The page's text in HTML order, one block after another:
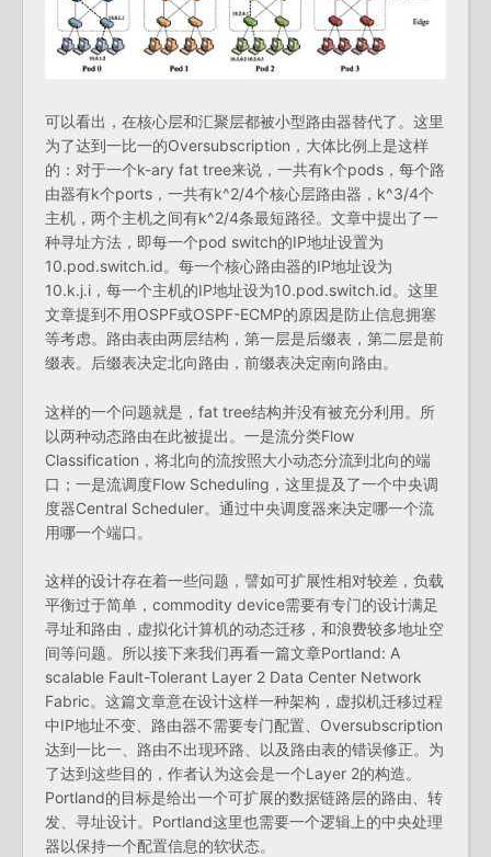
可以看出，在核心层和汇聚层都被小型路由器替代了。这里
为了达到一比一的Oversubscription，大体比例上是这样
的：对于一个k-ary fat tree来说，一共有k个pods，每个路
由器有k个ports，一共有k^2/4个核心层路由器，k^3/4个
主机，两个主机之间有k^2/4条最短路径。文章中提出了一
种寻址方法，即每一个pod switch的IP地址设置为
10.pod.switch.id。每一个核心路由器的IP地址设为
10.k.j.i，每一个主机的IP地址设为10.pod.switch.id。这里
文章提到不用OSPF或OSPF-ECMP的原因是防止信息拥塞
等考虑。路由表由两层结构，第一层是后缀表，第二层是前
缀表。后缀表决定北向路由，前缀表决定南向路由。
这样的一个问题就是，fat tree结构并没有被充分利用。所
以两种动态路由在此被提出。一是流分类Flow
Classification，将北向的流按照大小动态分流到北向的端
口；一是流调度Flow Scheduling，这里提及了一个中央调
度器Central Scheduler。通过中央调度器来决定哪一个流
用哪一个端口。
这样的设计存在着一些问题，譬如可扩展性相对较差，负载
平衡过于简单，commodity device需要有专门的设计满足
寻址和路由，虚拟化计算机的动态迁移，和浪费较多地址空
间等问题。所以接下来我们再看一篇文章Portland: A
scalable Fault-Tolerant Layer 2 Data Center Network
Fabric。这篇文章意在设计这样一种架构，虚拟机迁移过程
中IP地址不变、路由器不需要专门配置、Oversubscription
达到一比一、路由不出现环路、以及路由表的错误修正。为
了达到这些目的，作者认为这会是一个Layer 2的构造。
Portland的目标是给出一个可扩展的数据链路层的路由、转
发、寻址设计。Portland这里也需要一个逻辑上的中央处理
器以保持一个配置信息的软状态。